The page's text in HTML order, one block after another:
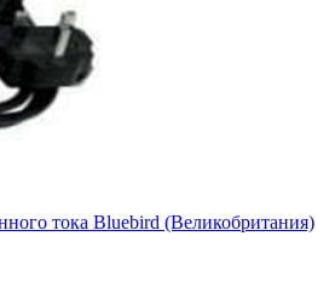
тока Bluebird (Великобритания)